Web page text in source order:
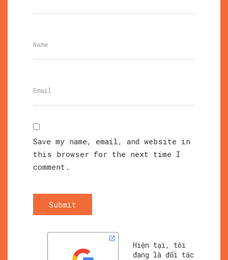
Save my name, email, and website in
this browser for the next time I
comment.
Submit
Hiện tại, tôi
đang là đối tác